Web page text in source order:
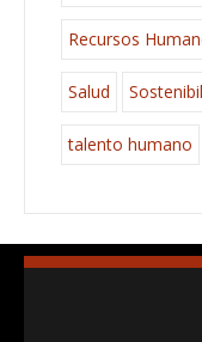
Recursos
Salud
talento humano